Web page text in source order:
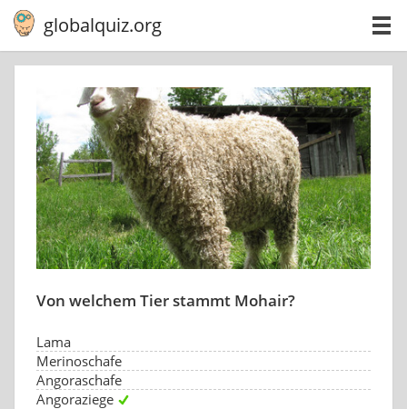
globalquiz.org
Von welchem Tier stammt Mohair?
Lama
Merinoschafe
Angoraschafe
Angoraziege